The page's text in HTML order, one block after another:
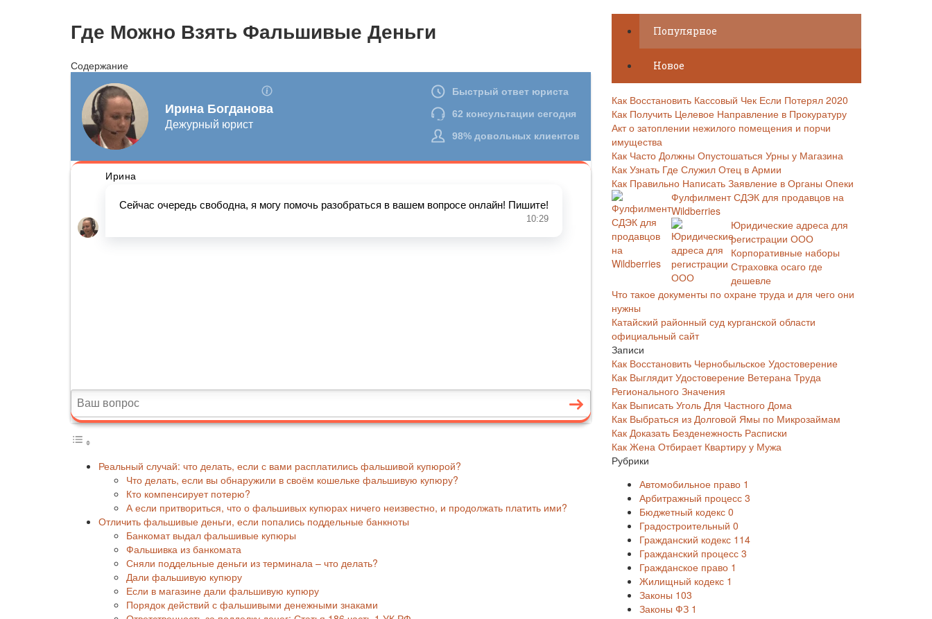
Где Можно Взять Фальшивые Деньги
Содержание
Реальный случай: что делать, если с вами расплатились фальшивой купюрой?
Что делать, если вы обнаружили в своём кошельке фальшивую купюру?
Кто компенсирует потерю?
А если притвориться, что о фальшивых купюрах ничего неизвестно, и продолжать платить ими?
Отличить фальшивые деньги, если попались поддельные банкноты
Банкомат выдал фальшивые купюры
Фальшивка из банкомата
Сняли поддельные деньги из терминала – что делать?
Дали фальшивую купюру
Если в магазине дали фальшивую купюру
Порядок действий с фальшивыми денежными знаками
Популярное
Новое
Как Восстановить Кассовый Чек Если Потерял 2020
Как Получить Целевое Направление в Прокуратуру
Акт о затоплении нежилого помещения и порчи
имущества
Как Часто Должны Опустошаться Урны у Магазина
Как Узнать Где Служил Отец в Армии
Как Правильно Написать Заявление в Органы Опеки
Фулфилмент СДЭК для продавцов на
Wildberries
Юридические адреса для
регистрации ООО
Корпоративные наборы
Страховка осаго где
дешевле
Что такое документы по охране труда и для чего они
нужны
Катайский районный суд курганской области
официальный сайт
Записи
Как Восстановить Чернобыльское Удостоверение
Как Выглядит Удостоверение Ветерана Труда
Регионального Значения
Как Выписать Уголь Для Частного Дома
Как Выбраться из Долговой Ямы по Микрозаймам
Как Доказать Безденежность Расписки
Как Жена Отбирает Квартиру у Мужа
Рубрики
Автомобильное право 1
Арбитражный процесс 3
Бюджетный кодекс 0
Градостроительный 0
Гражданский кодекс 114
Гражданский процесс 3
Гражданское право 1
Жилищный кодекс 1
Законы 103
Законы ФЗ 1